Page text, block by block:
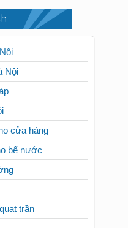
Nội
cửa hàng
bể nước
trần